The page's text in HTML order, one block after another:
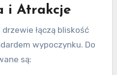
i Atrakcje
łączą bliskość
wypoczynku. Do
są: